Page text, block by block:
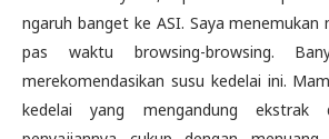
ngaruh banget ke ASI. Saya menemukan
pas waktu browsing-browsing.
merekomendasikan susu kedelai ini.
kedelai yang mengandung ekstrak